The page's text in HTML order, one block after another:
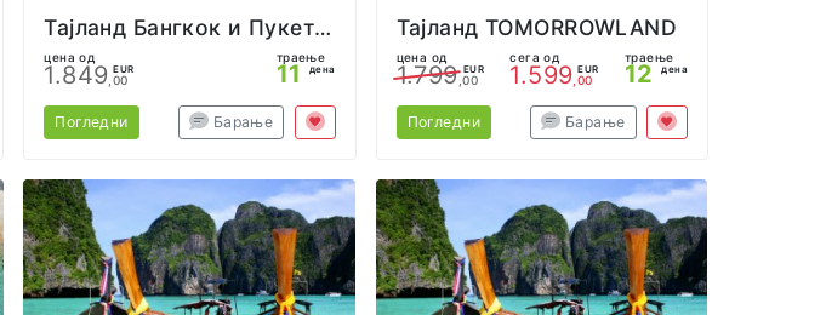
Тајланд Бангкок и Пукет Велигден
цена од
1.849 EUR
,00
траење
11 дена
Погледни Барање
Тајланд TOMORROWLAND
цена од
1.799 EUR
,00
сега од
1.599 EUR
,00
траење
12 дена
Погледни Барање